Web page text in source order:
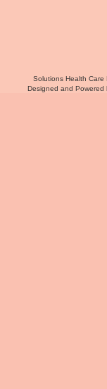
Solutions Health Care
Designed and